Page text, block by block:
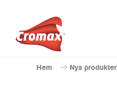
Hem Nya produkter